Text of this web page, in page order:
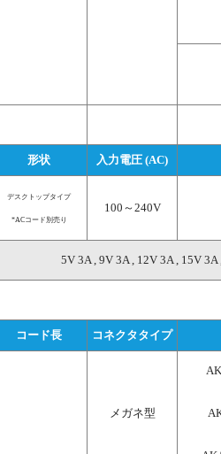
形状 入力電圧 (AC)
デスクトップタイプ
*ACコード別売り
100～240V
5V 3A , 9V 3A , 12V 3A , 15V
コード長 コネクタタイプ
メガネ型